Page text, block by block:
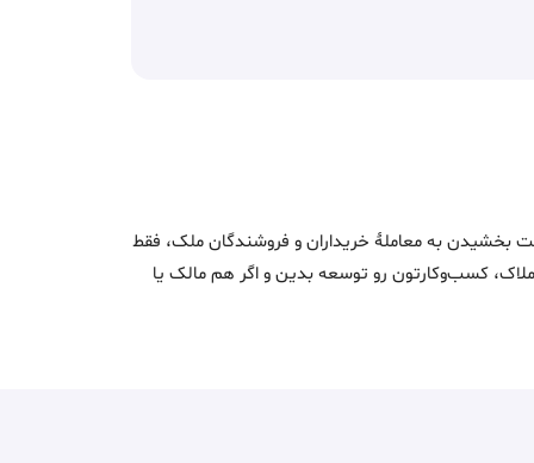
و سرعت بخشیدن به معاملۀ خریداران و فروشندگان ملک، فقط
املاک، کسب‌وکارتون رو توسعه بدین و اگر هم مالک یا